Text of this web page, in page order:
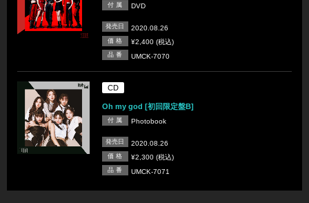
付 属 DVD
発売日 2020.08.26
価 格 ¥2,400 (税込)
品 番 UMCK-7070
CD
Oh my god [初回限定盤B]
付 属 Photobook
発売日 2020.08.26
価 格 ¥2,300 (税込)
品 番 UMCK-7071